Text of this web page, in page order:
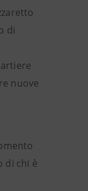
di
nuove
di chi è